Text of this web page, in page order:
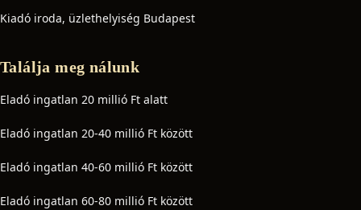
Kiadó iroda, üzlethelyiség Budapest
Találja meg nálunk
Eladó ingatlan 20 millió Ft alatt
Eladó ingatlan 20-40 millió Ft között
Eladó ingatlan 40-60 millió Ft között
Eladó ingatlan 60-80 millió Ft között